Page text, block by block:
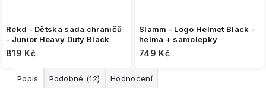
Rekd - Dětská sada chráničů
- Junior Heavy Duty Black
819 Kč
Slamm - Logo Helmet Black -
helma + samolepky
749 Kč
Popis Podobné (12) Hodnocení